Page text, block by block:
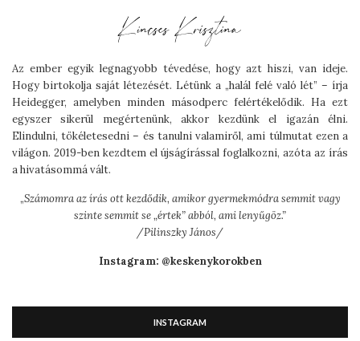
Az ember egyik legnagyobb tévedése, hogy azt hiszi, van ideje.
Hogy birtokolja saját létezését. Létünk a „halál felé való lét” – írja
Heidegger, amelyben minden másodperc felértékelődik. Ha ezt
egyszer sikerül megértenünk, akkor kezdünk el igazán élni.
Elindulni, tökéletesedni – és tanulni valamiről, ami túlmutat ezen a
világon. 2019-ben kezdtem el újságírással foglalkozni, azóta az írás
a hivatásommá vált.
„Számomra az írás ott kezdődik, amikor gyermekmódra semmit vagy
szinte semmit se „értek” abból, ami lenyűgöz.”
/Pilinszky János/
Instagram: @keskenykorokben
INSTAGRAM